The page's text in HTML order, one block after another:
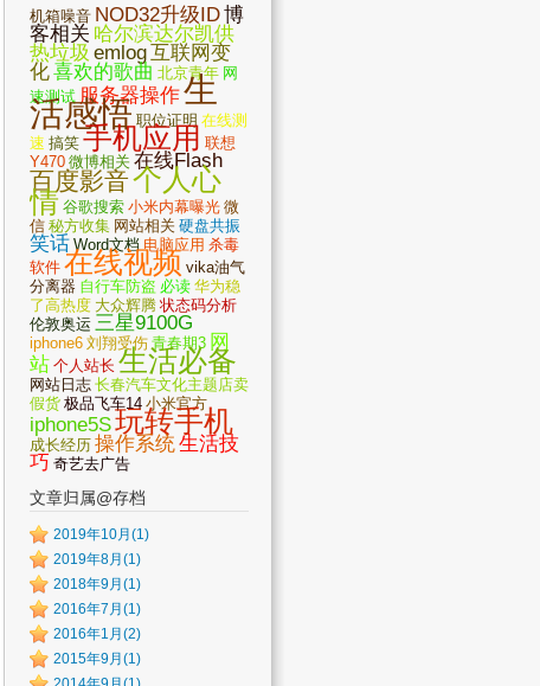
机箱噪音 NOD32升级ID博
客相关 哈尔滨达尔凯供
热垃圾 emlog互联网变
化喜欢的歌曲 北京青年 网
速测试 服务器操作生
活感悟 职位证明 在线测
速 搞笑 手机应用 联想
Y470 微博相关 在线Flash
百度影音个人心
情 谷歌搜索 小米内幕曝光 微
信 秘方收集 网站相关 硬盘共振
笑话 Word文档 电脑应用 杀毒
软件 在线视频 vika油气
分离器 自行车防盗 必读 华为稳
了高热度 大众辉腾 状态码分析
伦敦奥运 三星9100G
iphone6 刘翔受伤 青春期3 网
站 个人站长 生活必备
网站日志 长春汽车文化主题店卖
假货 极品飞车14 小米官方
iphone5S玩转手机
成长经历 操作系统生活技
巧 奇艺去广告
文章归属@存档
2019年10月(1)
2019年8月(1)
2018年9月(1)
2016年7月(1)
2016年1月(2)
2015年9月(1)